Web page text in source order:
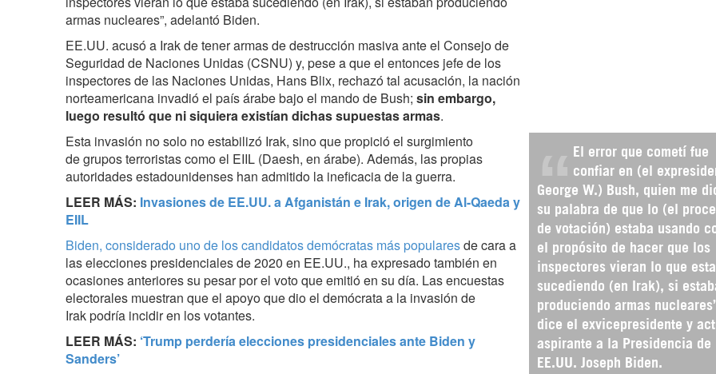
armas nucleares”, adelantó Biden.
EE.UU. acusó a Irak de tener armas de destrucción masiva ante el Consejo de
Seguridad de Naciones Unidas (CSNU) y, pese a que el entonces jefe de los
inspectores de las Naciones Unidas, Hans Blix, rechazó tal acusación, la nación
norteamericana invadió el país árabe bajo el mando de Bush; sin embargo,
luego resultó que ni siquiera existían dichas supuestas armas.
El error que cometí fue
confiar en (el
George W.) Bush, quien me
su palabra de que lo (el
de votación) estaba usando
el propósito de hacer que los
inspectores vieran lo que
sucediendo (en Irak), si
produciendo armas
dice el exvicepresidente y
aspirante a la Presidencia de
EE.UU. Joseph Biden.
Esta invasión no solo no estabilizó Irak, sino que propició el surgimiento
de grupos terroristas como el EIIL (Daesh, en árabe). Además, las propias
autoridades estadounidenses han admitido la ineficacia de la guerra.
LEER MÁS: Invasiones de EE.UU. a Afganistán e Irak, origen de Al-Qaeda y
EIIL
Biden, considerado uno de los candidatos demócratas más popularesde cara a
las elecciones presidenciales de 2020 en EE.UU., ha expresado también en
ocasiones anteriores su pesar por el voto que emitió en su día. Las encuestas
electorales muestran que el apoyo que dio el demócrata a la invasión de
Irak podría incidir en los votantes.
LEER MÁS: ‘Trump perdería elecciones presidenciales ante Biden y
Sanders’